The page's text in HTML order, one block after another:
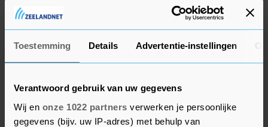
Toestemming Details Advertentie-instellingen
Verantwoord gebruik van uw gegevens
Wij en onze 1022 partners verwerken je persoonlijke
gegevens (bijv. uw IP-adres) met behulp van
Omzet
De omzet van Pernod Ricard is in de eerste helft
minder dan 6,2 miljard euro, blijkt uit de
resultaten.